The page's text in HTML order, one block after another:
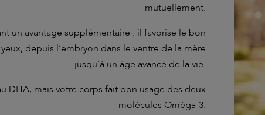
mutuellement.
un avantage supplémentaire : il favorise le bon
depuis l’embryon dans le ventre de la mère
jusqu’à un âge avancé de la vie.
DHA, mais votre corps fait bon usage des deux
molécules Oméga-3.